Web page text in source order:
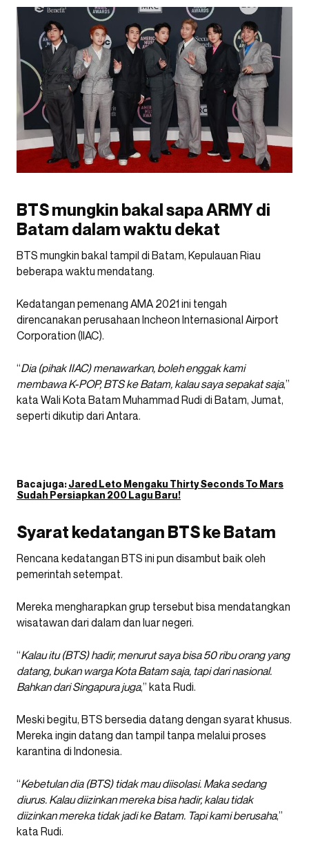
BTS mungkin bakal sapa ARMY di
Batam dalam waktu dekat
BTS mungkin bakal tampil di Batam, Kepulauan Riau
beberapa waktu mendatang.
Kedatangan pemenang AMA 2021 ini tengah
direncanakan perusahaan Incheon Internasional Airport
Corporation (IIAC).
“Dia (pihak IIAC) menawarkan, boleh enggak kami
membawa K-POP, BTS ke Batam, kalau saya sepakat saja,”
kata Wali Kota Batam Muhammad Rudi di Batam, Jumat,
seperti dikutip dari Antara.
Baca juga:Jared Leto Mengaku Thirty Seconds To Mars
Sudah Persiapkan 200 Lagu Baru!
Syarat kedatangan BTS ke Batam
Rencana kedatangan BTS ini pun disambut baik oleh
pemerintah setempat.
Mereka mengharapkan grup tersebut bisa mendatangkan
wisatawan dari dalam dan luar negeri.
“Kalau itu (BTS) hadir, menurut saya bisa 50 ribu orang yang
datang, bukan warga Kota Batam saja, tapi dari nasional.
Bahkan dari Singapura juga,” kata Rudi.
Meski begitu, BTS bersedia datang dengan syarat khusus.
Mereka ingin datang dan tampil tanpa melalui proses
karantina di Indonesia.
“Kebetulan dia (BTS) tidak mau diisolasi. Maka sedang
diurus. Kalau diizinkan mereka bisa hadir, kalau tidak
diizinkan mereka tidak jadi ke Batam. Tapi kami berusaha,”
kata Rudi.